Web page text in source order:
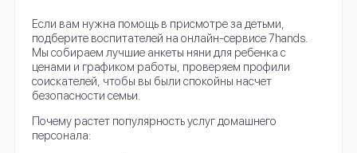
Если вам нужна помощь в присмотре за детьми,
подберите воспитателей на онлайн-сервисе 7hands.
Мы собираем лучшие анкеты няни для ребенка с
ценами и графиком работы, проверяем профили
соискателей, чтобы вы были спокойны насчет
безопасности семьи.
Почему растет популярность услуг домашнего
персонала: